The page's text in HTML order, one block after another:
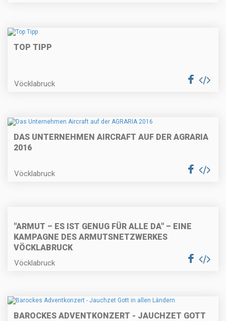
TOP TIPP
Vöcklabruck
DAS UNTERNEHMEN AIRCRAFT AUF DER AGRARIA
2016
Vöcklabruck
"ARMUT – ES IST GENUG FÜR ALLE DA" – EINE
KAMPAGNE DES ARMUTSNETZWERKES
VÖCKLABRUCK
Vöcklabruck
BAROCKES ADVENTKONZERT - JAUCHZET GOTT